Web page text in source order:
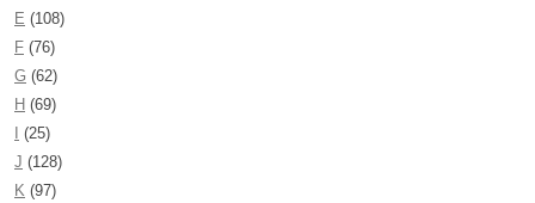
E (108)
F (76)
G (62)
H (69)
(25)
J (128)
K (97)